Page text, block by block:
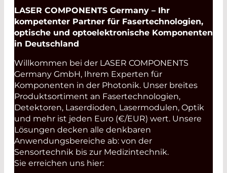
LASER COMPONENTS Germany – Ihr
kompetenter Partner für Fasertechnologien,
optische und optoelektronische Komponenten
in Deutschland
Willkommen bei der LASER COMPONENTS
Germany GmbH, Ihrem Experten für
Komponenten in der Photonik. Unser breites
Produktsortiment an Fasertechnologien,
Detektoren, Laserdioden, Lasermodulen, Optik
und mehr ist jeden Euro (€/EUR) wert. Unsere
Lösungen decken alle denkbaren
Anwendungsbereiche ab: von der
Sensortechnik bis zur Medizintechnik.
Sie erreichen uns hier: